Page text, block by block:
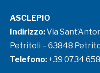
ASCLEPIO
Indirizzo:Via
Petritoli – 63848
Telefono:+39 0734